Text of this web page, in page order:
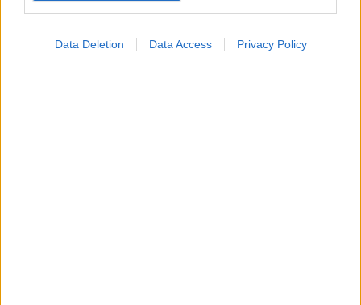
Data Deletion Data Access Privacy Policy